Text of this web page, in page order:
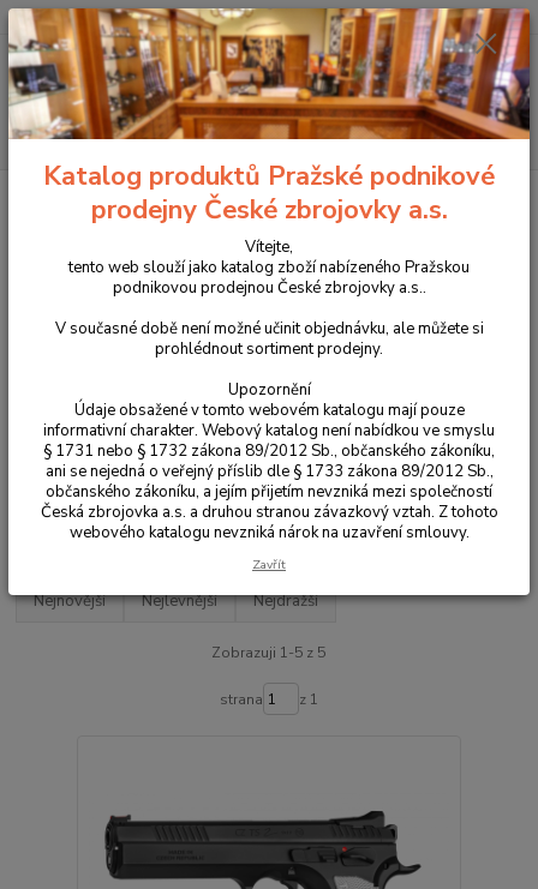
Menu
Hledat
+420 225 375 800
Krátké zbraně Pistole série CZ TS, TS2, TS3
série CZ TS, TS2, TS3
Zbraně mistrů a n
ejlepší pistole světa pro divize Standard a
Open sportovní střelby podle pravidel IPSC
pro své fenomenální firemní střelecké družstvo však tradičně
připravuje také speciální pistole upravené pro dosažení maximální
přesnosti a spolehlivosti.
Upřesnit parametry
Nejnovější Nejlevnější Nejdražší
Zobrazuji 1-5 z 5
strana z 1
Katalog produktů Pražské podnikové
prodejny České zbrojovky a.s.
Vítejte,
tento web slouží jako katalog zboží nabízeného Pražskou
podnikovou prodejnou České zbrojovky a.s..
V současné době není možné učinit objednávku, ale můžete si
prohlédnout sortiment prodejny.
Upozornění
Údaje obsažené v tomto webovém katalogu mají pouze
informativní charakter. Webový katalog není nabídkou ve smyslu
§ 1731 nebo § 1732 zákona 89/2012 Sb., občanského zákoníku,
ani se nejedná o veřejný příslib dle § 1733 zákona 89/2012 Sb.,
občanského zákoníku, a jejím přijetím nevzniká mezi společností
Česká zbrojovka a.s. a druhou stranou závazkový vztah. Z tohoto
webového katalogu nevzniká nárok na uzavření smlouvy.
Zavřít